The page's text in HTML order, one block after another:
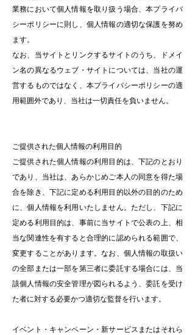
業務において個人情報を取り扱う場合、本プライバ
シーポリシーに則し、個人情報の適切な保護を努め
ます。
なお、当サイトとリンクするサイトのうち、ドメイ
ン名の異なるウェブ・サイトについては、当社の運
営するものではなく、本プライバシーポリシーの適
用範囲外であり、当社は一切責任を負いません。
ご提供された個人情報の利用目的
ご提供された個人情報の利用目的は、下記のとおり
であり、当社は、あらかじめご本人の同意を得た場
合を除き、下記に定める利用目的以外の目的のため
に、個人情報を利用いたしません。ただし、下記に
定める利用目的は、事前に当サイトで公表の上、相
当な関連性を有すると合理的に認められる範囲で、
変更することがあります。なお、個人情報の取扱い
の全部または一部を第三者に委託する場合には、当
該個人情報の安全管理が図られるよう、委託を受け
た者に対する必要かつ適切な監督を行います。
イベント・キャンペーン・新サービスまたはそれら